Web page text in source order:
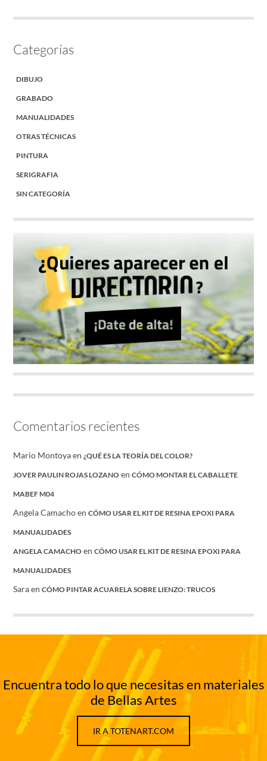
Categorías
DIBUJO
GRABADO
MANUALIDADES
OTRAS TÉCNICAS
PINTURA
SERIGRAFIA
SIN CATEGORÍA
Comentarios recientes
Mario Montoyaen ¿QUÉ ES LA TEORÍA DEL COLOR?
JOVER PAULIN ROJAS LOZANO enCÓMO MONTAR EL CABALLETE
MABEF M04
Angela CamachoenCÓMO USAR EL KIT DE RESINA EPOXI PARA
MANUALIDADES
ANGELA CAMACHO enCÓMO USAR EL KIT DE RESINA EPOXI PARA
MANUALIDADES
SaraenCÓMO PINTAR ACUARELA SOBRE LIENZO: TRUCOS
Encuentra todo lo que necesitas en materiales
de Bellas Artes
IR A TOTENART.COM